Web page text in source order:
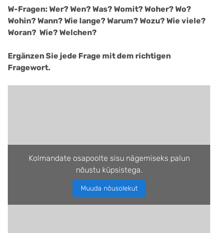
W-Fragen: Wer? Wen? Was? Womit? Woher? Wo?
Wohin? Wann? Wie lange? Warum? Wozu? Wie viele?
Woran? Wie? Welchen?
Ergänzen Sie jede Frage mit dem richtigen
Fragewort.
Kolmandate osapoolte sisu nägemiseks palun
nõustu küpsistega.
Muuda nõusolekut